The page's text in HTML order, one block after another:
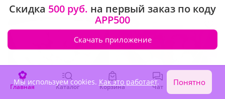
Акция
Главная Каталог Корзина Чат Войти
Скидка 500 руб. на первый заказ по коду
APP500
Скачать приложение
Мы используем cookies. Как это работает. Понятно